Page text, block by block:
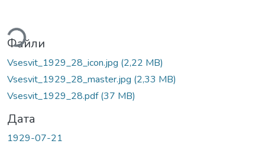
Файли
Vsesvit_1929_28_icon.jpg (2,22 MB)
Vsesvit_1929_28_master.jpg (2,33 MB)
Vsesvit_1929_28.pdf(37 MB)
Дата
1929-07-21